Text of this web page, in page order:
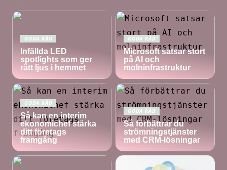
GODA RÅD
Infällda LED
spotlights som ger
rätt ljus i hemmet
GODA RÅD
Microsoft satsar stort
på AI och
molninfrastruktur
GODA RÅD
Så kan en interim
ekonomichef stärka
ditt företags
framgång
GODA RÅD
Så förbättrar du
strömningstjänster
med CRM-lösningar